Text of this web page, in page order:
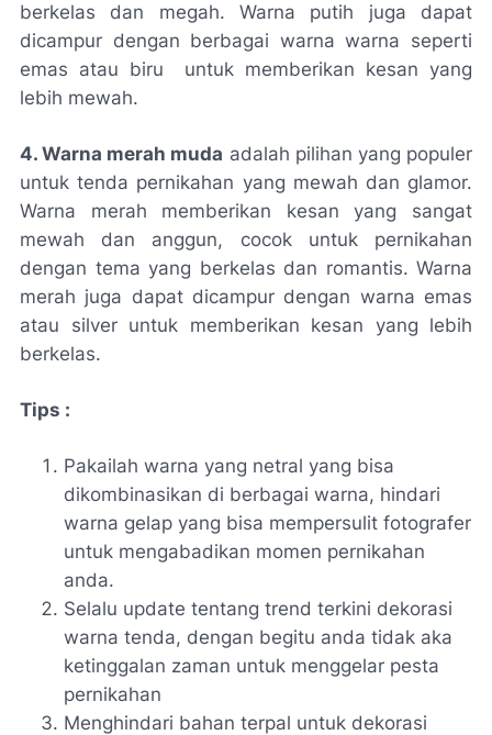
berkelas dan megah. Warna putih juga dapat
dicampur dengan berbagai warna warna seperti
emas atau biru
untuk memberikan kesan yang
lebih mewah.
4. Warna merah muda adalah pilihan yang populer
untuk tenda pernikahan yang mewah dan glamor.
Warna merah memberikan kesan yang sangat
mewah dan anggun, cocok untuk pernikahan
dengan tema yang berkelas dan romantis. Warna
merah juga dapat dicampur dengan warna emas
atau silver untuk memberikan kesan yang lebih
berkelas.
Tips :
Pakailah warna yang netral yang bisa
dikombinasikan di berbagai warna, hindari
warna gelap yang bisa mempersulit fotografer
untuk mengabadikan momen pernikahan
anda.
Selalu update tentang trend terkini dekorasi
warna tenda, dengan begitu anda tidak aka
ketinggalan zaman untuk menggelar pesta
pernikahan
Menghindari bahan terpal untuk dekorasi